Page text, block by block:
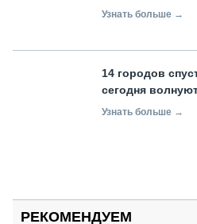
Узнать больше →
14 городов
сегодня
Узнать больше →
РЕКОМЕНДУЕМ